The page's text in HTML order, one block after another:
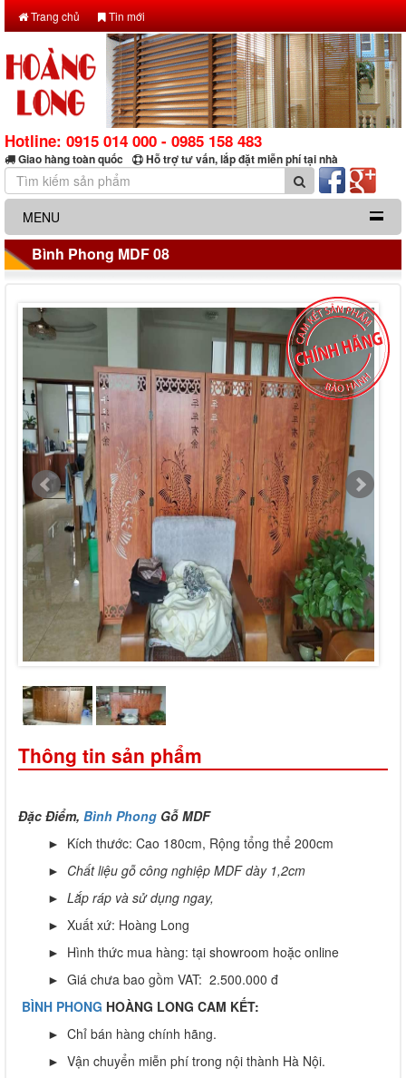
Trang chủ Tin mới
Hotline: 0915 014 000 - 0985 158 483
Giao hàng toàn quốc Hỗ trợ tư vấn, lắp đặt miễn phí tại nhà
MENU
Bình Phong MDF 08
Thông tin sản phẩm
Đặc Điểm, Bình Phong Gỗ MDF
► Kích thước: Cao 180cm, Rộng tổng thể 200cm
► Chất liệu gỗ công nghiệp MDF dày 1,2cm
► Lắp ráp và sử dụng ngay,
► Xuất xứ: Hoàng Long
► Hình thức mua hàng: tại showroom hoặc online
► Giá chưa bao gồm VAT: 2.500.000 đ
BÌNH PHONG HOÀNG LONG CAM KẾT:
► Chỉ bán hàng chính hãng.
► Vận chuyển miễn phí trong nội thành Hà Nội.